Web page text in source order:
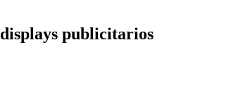
displays publicitarios